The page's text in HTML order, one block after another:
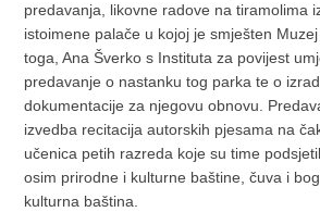
predavanja, likovne radove na tiramolima
istoimene palače u kojoj je smješten
toga, Ana Šverko s Instituta za povijest
predavanje o nastanku tog parka te o
dokumentacije za njegovu obnovu.
izvedba recitacija autorskih pjesama na
učenica petih razreda koje su time
osim prirodne i kulturne baštine, čuva i
kulturna baština.